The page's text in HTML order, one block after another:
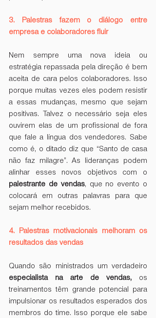
3. Palestras fazem o diálogo entre
empresa e colaboradores fluir
Nem sempre uma nova ideia ou
estratégia repassada pela direção é bem
aceita de cara pelos colaboradores. Isso
porque muitas vezes eles podem resistir
a essas mudanças, mesmo que sejam
positivas. Talvez o necessário seja eles
ouvirem elas de um profissional de fora
que fale a língua dos vendedores. Sabe
como é, o ditado diz que “Santo de casa
não faz milagre”. As lideranças podem
palestrante de vendas, que no evento o
colocará em outras palavras para que
sejam melhor recebidos.
4. Palestras motivacionais melhoram os
resultados das vendas
especialista na arte de vendas, os
treinamentos têm grande potencial para
impulsionar os resultados esperados dos
membros do time. Isso porque ele sabe